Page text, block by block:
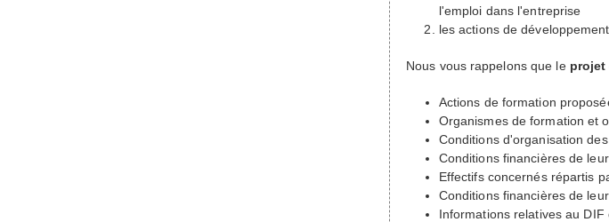
l'emploi dans l'entreprise
les actions de
Nous vous rappelons que le projet
Actions de formation
Organismes de formation et
Conditions d'organisation
Conditions financières de
Effectifs concernés répartis
Conditions financières de
Informations relatives au DIF